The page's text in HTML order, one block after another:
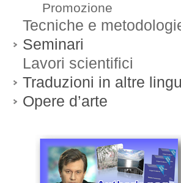
Promozione
Tecniche e
Seminari
Lavori scientifici
Traduzioni in altre
Opere d’arte